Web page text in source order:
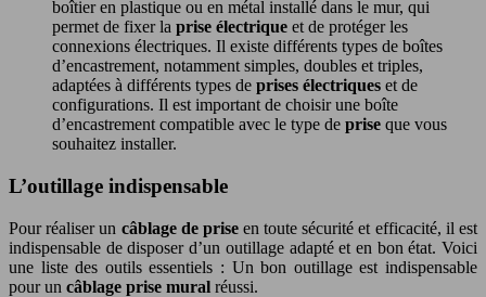
boîtier en plastique ou en métal installé dans le mur, qui
permet de fixer la prise électrique et de protéger les
connexions électriques. Il existe différents types de boîtes
d’encastrement, notamment simples, doubles et triples,
adaptées à différents types de prises électriques et de
configurations. Il est important de choisir une boîte
d’encastrement compatible avec le type de prise que vous
souhaitez installer.
L’outillage indispensable
Pour réaliser un câblage de prise en toute sécurité et efficacité, il est
indispensable de disposer d’un outillage adapté et en bon état. Voici
une liste des outils essentiels : Un bon outillage est indispensable
pour un câblage prise mural réussi.